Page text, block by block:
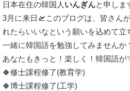
日本在住の韓国人いんぎんと申しま
3月に来日🛫このブログは、皆さん
れたらいいなという願いを込めて立
一緒に韓国語を勉強してみませんか
あなたもきっと！楽しく！韓国語
🍀修士課程修了(教育学)
🍀博士課程修了(工学)